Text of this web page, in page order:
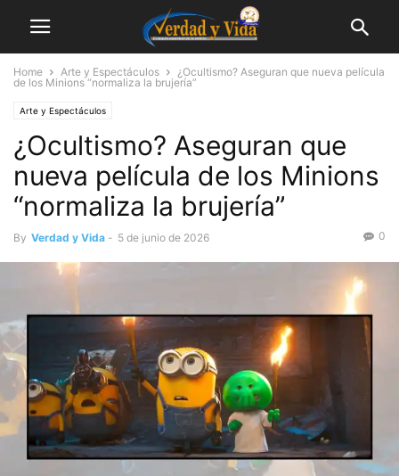
Home Arte y Espectáculos
¿Ocultismo? Aseguran que nueva película
de los Minions “normaliza la brujería”
Arte y Espectáculos
¿Ocultismo? Aseguran que
nueva película de los Minions
“normaliza la brujería”
By Verdad y Vida - 5 de junio de 2026 0